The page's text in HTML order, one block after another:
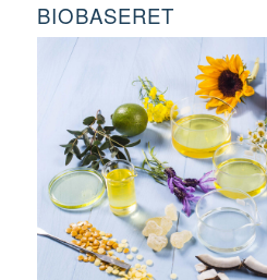
BIOBASERET